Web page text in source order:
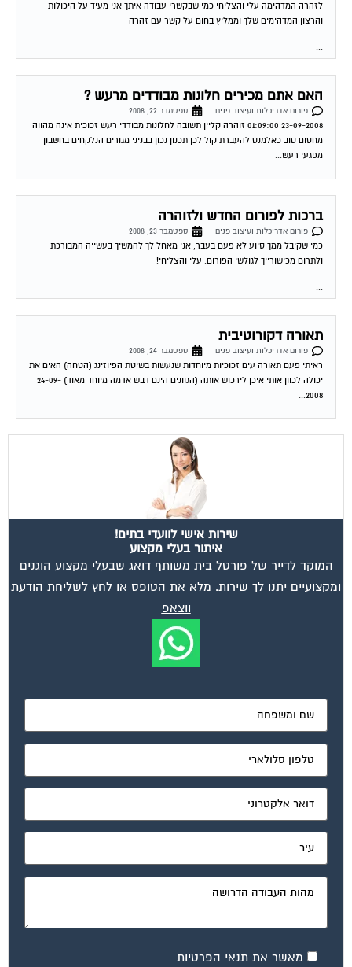
לזהרה המדהימה עלי והצליחי כמי שבקשרי עבודה איתך אני מעיד על היכולות
והרצון המדהימים שלך וממליץ בחום על קשר עם זהרה
...
האם אתם מכירים חלונות מבודדים מרעש ?
פורום אדריכלות ועיצוב פנים
ספטמבר 22, 2008
23-09-2008 01:09:00 זוהרה קליין תשובה לחלונות מבודדי רעש זכוכית אינה מהווה
מחסום טוב כאלמנט להעברת קול לכן תכנון נכון בבניני מגורים הנלקחים בחשבון
מפגעי רעש...
ברכות לפורום החדש ולזוהרה
פורום אדריכלות ועיצוב פנים
ספטמבר 23, 2008
כמי שקיבל ממך סיוע לא פעם בעבר, אני מאחל לך להמשיך בעשייה המבורכת
ולתרום מכישורייך לגולשי הפורום. עלי והצליחי!
...
תאורה דקורוטיבית
פורום אדריכלות ועיצוב פנים
ספטמבר 24, 2008
ראיתי פעם תאורה עים זכוכיות מיוחדות שנעשות בשיטת הפיוזינג (הטחה) האים את
יכולה לכוון אותי איכן לירכוש אותה (הגוונים הינם דבש אדמה מיוחד מאוד) 24-09-
2008...
שירות אישי לוועדי בתים!
איתור בעלי מקצוע
המוקד לדייר של פורטל בית משותף דואג שבעלי מקצוע הוגנים
ומקצועיים יתנו לך שירות. מלא את הטופס או לחץ לשליחת הודעת
ווצאפ
מאשר את תנאי הפרטיות